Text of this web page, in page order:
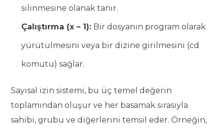
silinmesine olanak tanır.
Çalıştırma (x – 1): Bir dosyanın program olarak
yürütülmesini veya bir dizine girilmesini (cd
komutu) sağlar.
Sayısal izin sistemi, bu üç temel değerin
toplamından oluşur ve her basamak sırasıyla
sahibi, grubu ve diğerlerini temsil eder. Örneğin,